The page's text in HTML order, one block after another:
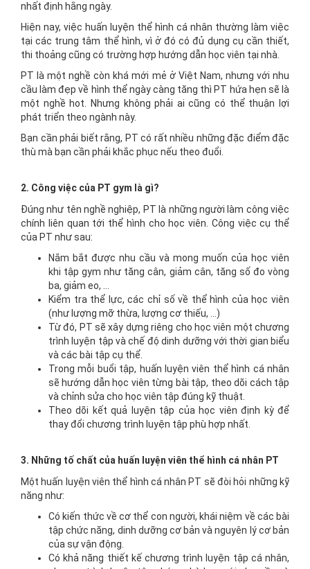
nhất định hằng ngày.
Hiện nay, việc huấn luyện thể hình cá nhân thường làm việc
tại các trung tâm thể hình, vì ở đó có đủ dụng cụ cần thiết,
thi thoảng cũng có trường hợp hướng dẫn học viên tại nhà.
PT là một nghề còn khá mới mẻ ở Việt Nam, nhưng với nhu
cầu làm đẹp về hình thể ngày càng tăng thì PT hứa hẹn sẽ là
một nghề hot. Nhưng không phải ai cũng có thể thuận lợi
phát triển theo ngành này.
Bạn cần phải biết rằng, PT có rất nhiều những đặc điểm đặc
thù mà bạn cần phải khắc phục nếu theo đuổi.
2. Công việc của PT gym là gì?
Đúng như tên nghề nghiệp, PT là những người làm công việc
chính liên quan tới thể hình cho học viên. Công việc cụ thể
của PT như sau:
Nắm bắt được nhu cầu và mong muốn của học viên
khi tập gym như tăng cân, giảm cân, tăng số đo vòng
ba, giảm eo, …
Kiểm tra thể lực, các chỉ số về thể hình của học viên
(như lượng mỡ thừa, lượng cơ thiếu, …)
Từ đó, PT sẽ xây dựng riêng cho học viên một chương
trình luyện tập và chế độ dinh dưỡng với thời gian biểu
và các bài tập cụ thể.
Trong mỗi buổi tập, huấn luyện viên thể hình cá nhân
sẽ hướng dẫn học viên từng bài tập, theo dõi cách tập
và chỉnh sửa cho học viên tập đúng kỹ thuật.
Theo dõi kết quả luyện tập của học viên định kỳ để
thay đổi chương trình luyện tập phù hợp nhất.
3. Những tố chất của huấn luyện viên thể hình cá nhân PT
Một huấn luyện viên thể hình cá nhân PT sẽ đòi hỏi những kỹ
năng như:
Có kiến thức về cơ thể con người, khái niệm về các bài
tập chức năng, dinh dưỡng cơ bản và nguyên lý cơ bản
của sự vận động.
Có khả năng thiết kế chương trình luyện tập cá nhân,